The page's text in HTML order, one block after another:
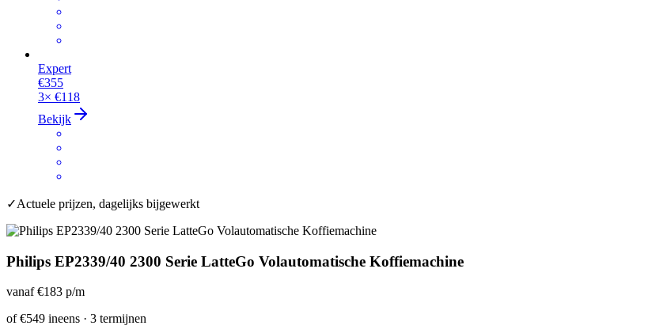
Expert
€355
3× €118
Bekijk
✓Actuele prijzen, dagelijks bijgewerkt
Philips EP2339/40 2300 Serie LatteGo Volautomatische Koffiemachine
vanaf€183 p/m
of€549 ineens · 3 termijnen